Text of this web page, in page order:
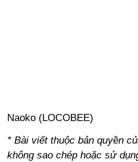
Naoko (LOCOBEE)
* Bài viết thuộc bản quyền
không sao chép hoặc sử